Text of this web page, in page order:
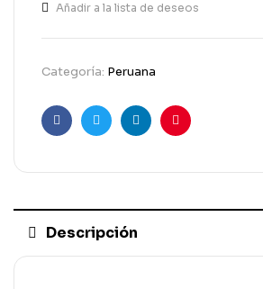
Añadir a la lista de deseos
Categoría: Peruana
FacebookGorjeoLinkedInPinterest
Descripción